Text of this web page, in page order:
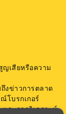
ญเสียหรือความ
งข่าวการตลาด
โบรกเกอร์
ละการวิเคราะห์